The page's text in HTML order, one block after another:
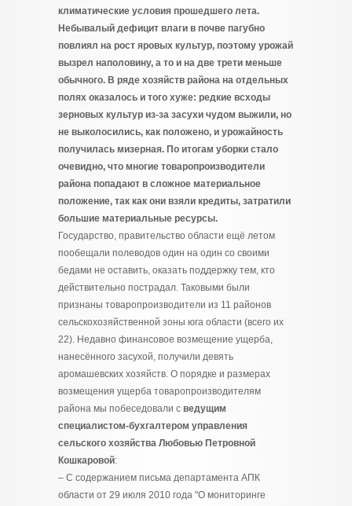
климатические условия прошедшего лета.
Небывалый дефицит влаги в почве пагубно
повлиял на рост яровых культур, поэтому урожай
вызрел наполовину, а то и на две трети меньше
обычного. В ряде хозяйств района на отдельных
полях оказалось и того хуже: редкие всходы
зерновых культур из-за засухи чудом выжили, но
не выколосились, как положено, и урожайность
получилась мизерная. По итогам уборки стало
очевидно, что многие товаропроизводители
района попадают в сложное материальное
положение, так как они взяли кредиты, затратили
большие материальные ресурсы.
Государство, правительство области ещё летом
пообещали полеводов один на один со своими
бедами не оставить, оказать поддержку тем, кто
действительно пострадал. Таковыми были
признаны товаропроизводители из 11 районов
сельскохозяйственной зоны юга области (всего их
22). Недавно финансовое возмещение ущерба,
нанесённого засухой, получили девять
аромашевских хозяйств. О порядке и размерах
возмещения ущерба товаропроизводителям
района мы побеседовали с ведущим
специалистом-бухгалтером управления
сельского хозяйства Любовью Петровной
Кошкаровой:
– С содержанием письма департамента АПК
области от 29 июля 2010 года "О мониторинге